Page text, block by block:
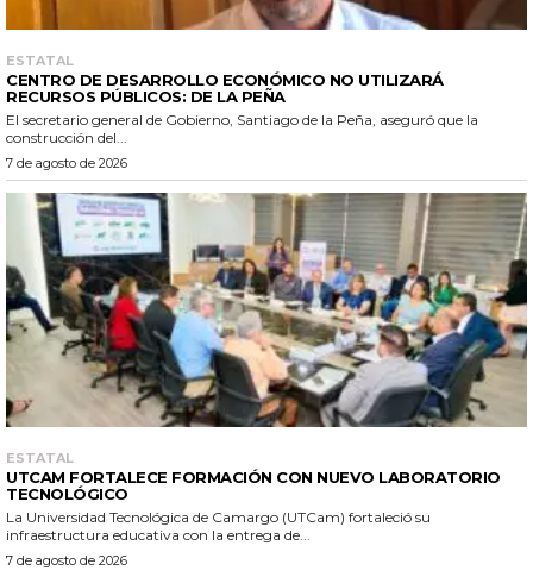
ESTATAL
CENTRO DE DESARROLLO ECONÓMICO NO UTILIZARÁ
RECURSOS PÚBLICOS: DE LA PEÑA
El secretario general de Gobierno, Santiago de la Peña, aseguró que la
construcción del...
7 de agosto de 2026
ESTATAL
UTCAM FORTALECE FORMACIÓN CON NUEVO LABORATORIO
TECNOLÓGICO
La Universidad Tecnológica de Camargo (UTCam) fortaleció su
infraestructura educativa con la entrega de...
7 de agosto de 2026